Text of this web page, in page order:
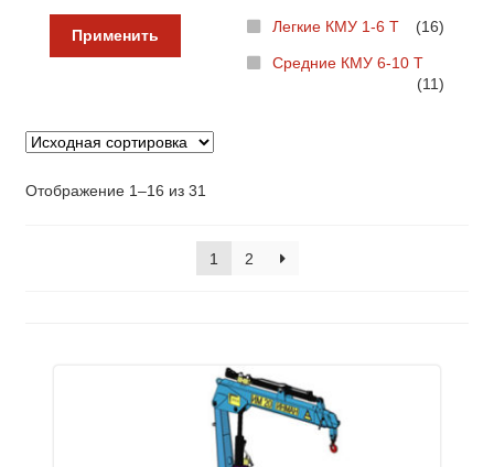
Применить
Легкие КМУ 1-6 Т (16)
Средние КМУ 6-10 Т
(11)
Отображение 1–16 из 31
1 2